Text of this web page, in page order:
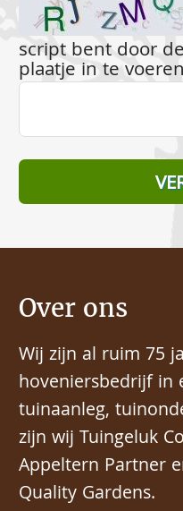
script bent door
plaatje in te
Over ons
Wij zijn al ruim 75
hoveniersbedrijf in
tuinaanleg,
zijn wij Tuingeluk
Appeltern Partner
Quality Gardens.